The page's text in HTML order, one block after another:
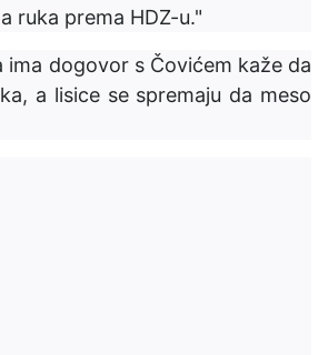
ruka prema HDZ-u."
ima dogovor s Čovićem kaže da
a lisice se spremaju da meso